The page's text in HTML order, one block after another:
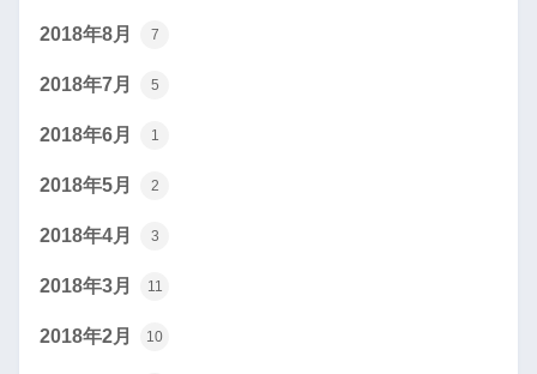
2018年8月 7
2018年7月 5
2018年6月 1
2018年5月 2
2018年4月 3
2018年3月 11
2018年2月 10